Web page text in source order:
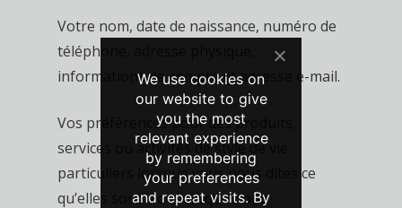
Votre nom, date de naissance, numéro de
téléphone, adresse physique,
informations de compte et adresse e-mail.
Vos préférences pour des produits,
services ou activités de style de vie
particuliers lorsque vous nous dites ce
qu’elles sont – ou lorsque nous
We use cookies on
our website to give
you the most
relevant experience
by remembering
your preferences
and repeat visits. By